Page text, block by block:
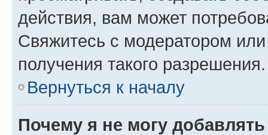
действия, вам может
Свяжитесь с модератором
получения такого разрешения.
Вернуться к началу
Почему я не могу